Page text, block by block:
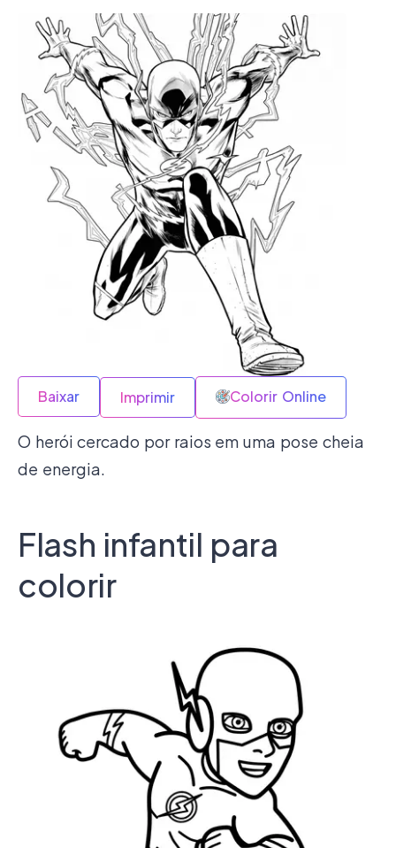
Baixar Imprimir Colorir Online
O herói cercado por raios em uma pose cheia
de energia.
Flash infantil para
colorir